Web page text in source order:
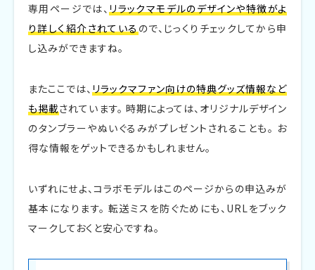
専用ページでは、 リラックマモデルのデザインや特徴がよ
り詳しく紹介されている ので、じっくりチェックしてから申
し込みができますね。
またここでは、 リラックマファン向けの特典グッズ情報など
も掲載されています。 時期によっては、オリジナルデザイン
のタンブラーやぬいぐるみがプレゼントされることも。 お
得な情報をゲットできるかもしれません。
いずれにせよ、コラボモデルはこのページからの申込みが
基本になります。 転送ミスを防ぐためにも、URLをブック
マークしておくと安心ですね。